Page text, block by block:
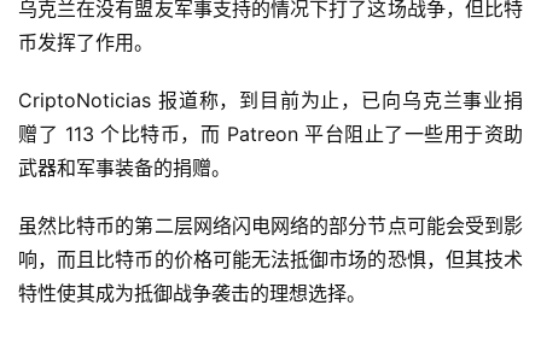
页
乌克兰在没有盟友军事支持的情况下打了这场战争，但比特
币发挥了作用。
CriptoNoticias 报道称，到目前为止，已向乌克兰事业捐
赠了 113 个比特币，而 Patreon 平台阻止了一些用于资助
武器和军事装备的捐赠。
虽然比特币的第二层网络闪电网络的部分节点可能会受到影
响，而且比特币的价格可能无法抵御市场的恐惧，但其技术
特性使其成为抵御战争袭击的理想选择。